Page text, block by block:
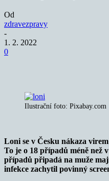
Od
zdravezpravy
-
1. 2. 2022
0
Ilustrační foto: Pixabay.com
Loni se v Česku nákaza
To je o 18 případů méně než
případů připadá na muže
infekce zachytil povinný